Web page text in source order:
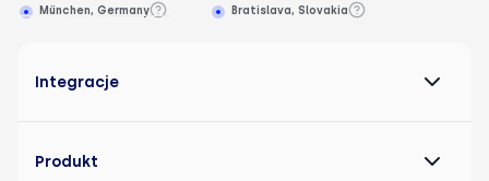
München, Germany
Bratislava, Slovakia
Integracje
Produkt